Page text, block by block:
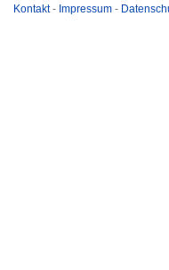
Kontakt- Impressum -